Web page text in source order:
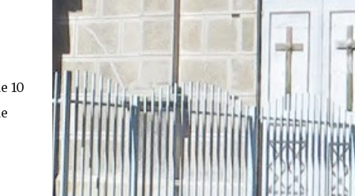
10
funcionalidad en su celular a partir de una
app especial, que va a permitir que a través
de pruebas de vida se asegure que la
persona es quien dice ser". Morales también
detalló, en el matinal "Mucho Gusto" de
Mega, las importantes medidas de
seguridad ...